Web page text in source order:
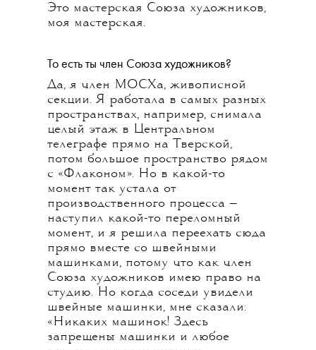
Это мастерская Союза художников,
моя мастерская.
То есть ты член Союза художников?
Да, я член МОСХа, живописной
секции. Я работала в самых разных
пространствах, например, снимала
целый этаж в Центральном
телеграфе прямо на Тверской,
потом большое пространство рядом
с «Флаконом». Но в какой-то
момент так устала от
производственного процесса —
наступил какой-то переломный
момент, и я решила переехать сюда
прямо вместе со швейными
машинками, потому что как член
Союза художников имею право на
студию. Но когда соседи увидели
швейные машинки, мне сказали:
«Никаких машинок! Здесь
запрещены машинки и любое